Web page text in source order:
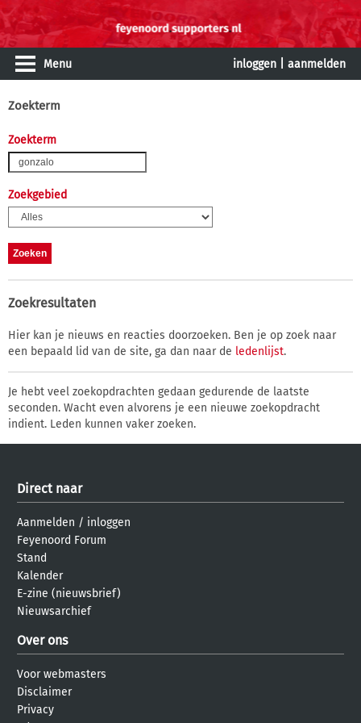
Menu inloggen aanmelden
Zoekterm
Zoekterm
Zoekgebied
Zoekresultaten
Hier kan je nieuws en reacties doorzoeken. Ben je op zoek naar
een bepaald lid van de site, ga dan naar de ledenlijst.
Je hebt veel zoekopdrachten gedaan gedurende de laatste
seconden. Wacht even alvorens je een nieuwe zoekopdracht
indient. Leden kunnen vaker zoeken.
Direct naar
Aanmelden / inloggen
Feyenoord Forum
Stand
Kalender
E-zine (nieuwsbrief)
Nieuwsarchief
Over ons
Voor webmasters
Disclaimer
Privacy